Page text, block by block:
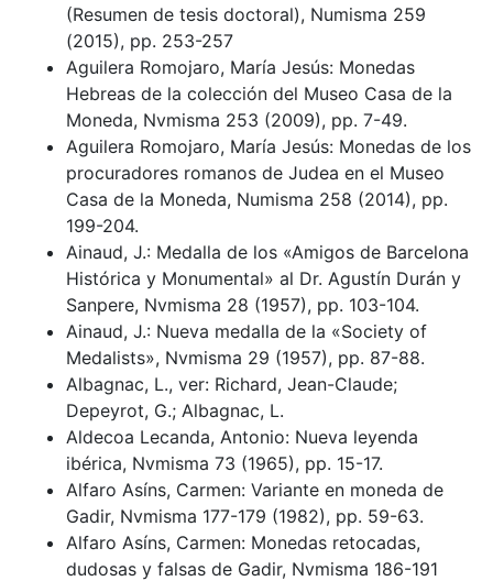
(Resumen de tesis doctoral), Numisma 259
(2015), pp. 253-257
Aguilera Romojaro, María Jesús: Monedas
Hebreas de la colección del Museo Casa de la
Moneda, Nvmisma 253 (2009), pp. 7-49.
Aguilera Romojaro, María Jesús: Monedas de los
procuradores romanos de Judea en el Museo
Casa de la Moneda, Numisma 258 (2014), pp.
199-204.
Ainaud, J.: Medalla de los «Amigos de Barcelona
Histórica y Monumental» al Dr. Agustín Durán y
Sanpere, Nvmisma 28 (1957), pp. 103-104.
Ainaud, J.: Nueva medalla de la «Society of
Medalists», Nvmisma 29 (1957), pp. 87-88.
Albagnac, L., ver: Richard, Jean-Claude;
Depeyrot, G.; Albagnac, L.
Aldecoa Lecanda, Antonio: Nueva leyenda
ibérica, Nvmisma 73 (1965), pp. 15-17.
Alfaro Asíns, Carmen: Variante en moneda de
Gadir, Nvmisma 177-179 (1982), pp. 59-63.
Alfaro Asíns, Carmen: Monedas retocadas,
dudosas y falsas de Gadir, Nvmisma 186-191